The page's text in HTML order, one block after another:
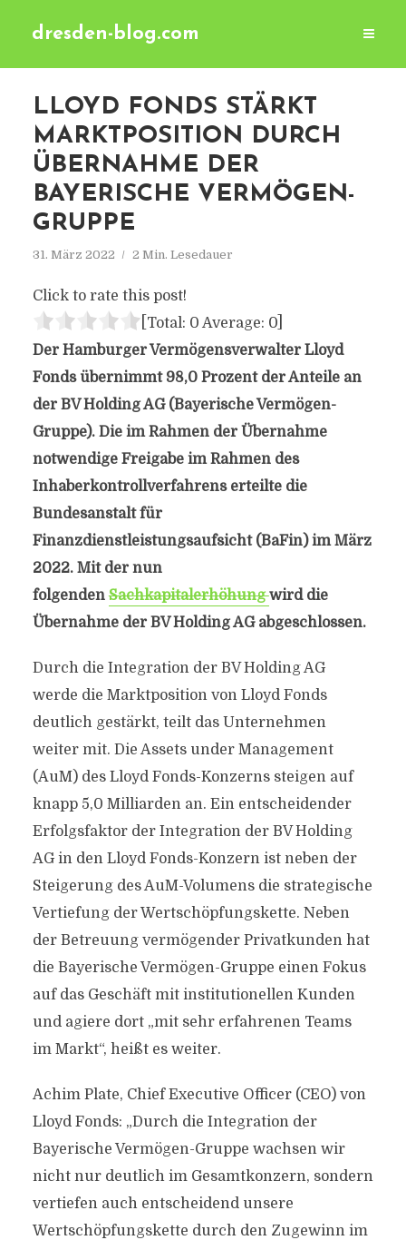
dresden-blog.com
LLOYD FONDS STÄRKT
MARKTPOSITION DURCH
ÜBERNAHME DER
BAYERISCHE VERMÖGEN-
GRUPPE
31. März 2022 2 Min. Lesedauer
Click to rate this post!
[Total: 0 Average: 0]
Der Hamburger Vermögensverwalter Lloyd
Fonds übernimmt 98,0 Prozent der Anteile an
der BV Holding AG (Bayerische Vermögen-
Gruppe). Die im Rahmen der Übernahme
notwendige Freigabe im Rahmen des
Inhaberkontrollverfahrens erteilte die
Bundesanstalt für
Finanzdienstleistungsaufsicht (BaFin) im März
2022. Mit der nun
folgendenSachkapitalerhöhungwird die
Übernahme der BV Holding AG abgeschlossen.
Durch die Integration der BV Holding AG
werde die Marktposition von Lloyd Fonds
deutlich gestärkt, teilt das Unternehmen
weiter mit. Die Assets under Management
(AuM) des Lloyd Fonds-Konzerns steigen auf
knapp 5,0 Milliarden an. Ein entscheidender
Erfolgsfaktor der Integration der BV Holding
AG in den Lloyd Fonds-Konzern ist neben der
Steigerung des AuM-Volumens die strategische
Vertiefung der Wertschöpfungskette. Neben
der Betreuung vermögender Privatkunden hat
die Bayerische Vermögen-Gruppe einen Fokus
auf das Geschäft mit institutionellen Kunden
und agiere dort „mit sehr erfahrenen Teams
im Markt“, heißt es weiter.
Achim Plate, Chief Executive Officer (CEO) von
Lloyd Fonds: „Durch die Integration der
Bayerische Vermögen-Gruppe wachsen wir
nicht nur deutlich im Gesamtkonzern, sondern
vertiefen auch entscheidend unsere
Wertschöpfungskette durch den Zugewinn im